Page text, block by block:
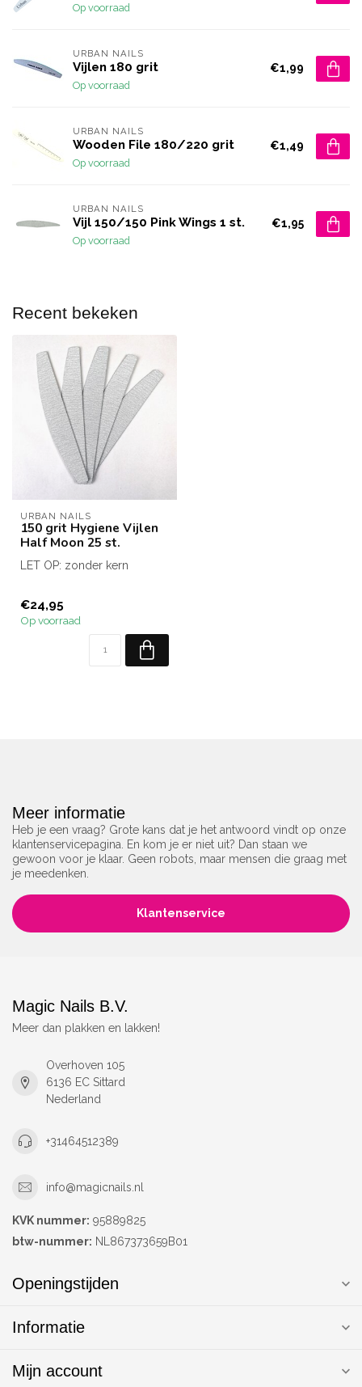
Op voorraad
URBAN NAILS
Vijlen 180 grit
Op voorraad
€1,99
URBAN NAILS
Wooden File 180/220 grit
Op voorraad
€1,49
URBAN NAILS
Vijl 150/150 Pink Wings 1 st.
Op voorraad
€1,95
Recent bekeken
URBAN NAILS
150 grit Hygiene Vijlen
Half Moon 25 st.
LET OP: zonder kern
€24,95
Op voorraad
Meer informatie
Heb je een vraag? Grote kans dat je het antwoord vindt op onze
klantenservicepagina. En kom je er niet uit? Dan staan we
gewoon voor je klaar. Geen robots, maar mensen die graag met
je meedenken.
Klantenservice
Magic Nails B.V.
Meer dan plakken en lakken!
Overhoven 105
6136 EC Sittard
Nederland
+31464512389
info@magicnails.nl
KVK nummer: 95889825
btw-nummer: NL867373659B01
Openingstijden
Informatie
Mijn account